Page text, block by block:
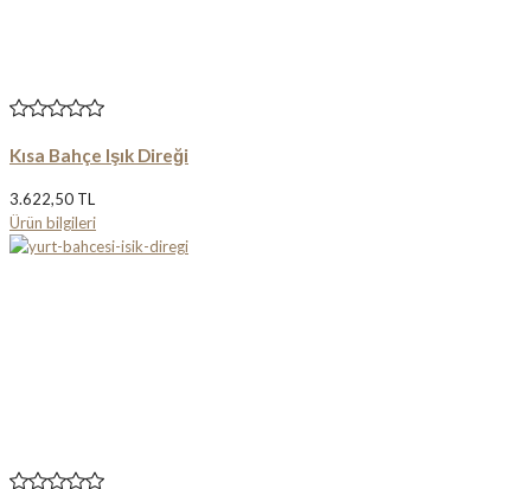
Kısa Bahçe Işık Direği
3.622,50 TL
Ürün bilgileri